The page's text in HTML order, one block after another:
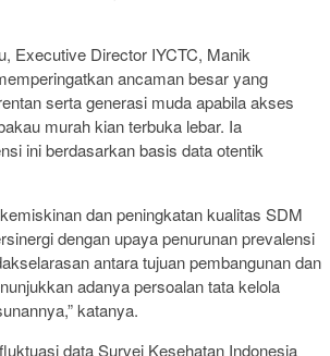
Executive Director IYCTC, Manik
ancaman besar yang
serta generasi muda apabila akses
murah kian terbuka lebar. Ia
ini berdasarkan basis data otentik
dan peningkatan kualitas SDM
dengan upaya penurunan prevalensi
antara tujuan pembangunan dan
adanya persoalan tata kelola
katanya.
data Survei Kesehatan Indonesia